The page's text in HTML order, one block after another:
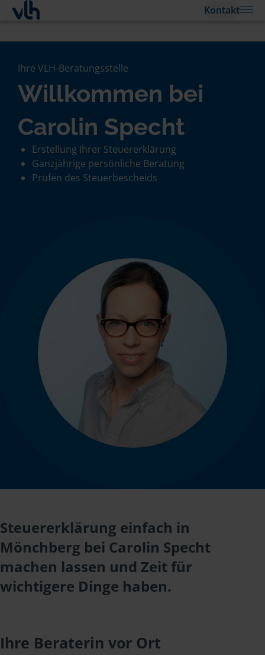
Kontakt
Ihre VLH-Beratungsstelle
Willkommen bei
Carolin Specht
Erstellung Ihrer Steuererklärung
Ganzjährige persönliche Beratung
Prüfen des Steuerbescheids
Steuererklärung einfach in
Mönchberg bei Carolin Specht
machen lassen und Zeit für
wichtigere Dinge haben.
Ihre Beraterin vor Ort